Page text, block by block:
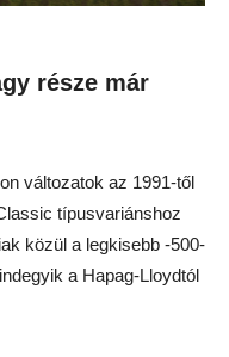
része már
változatok az 1991-től
típusvariánshoz
közül a legkisebb -500-
a Hapag-Lloydtól